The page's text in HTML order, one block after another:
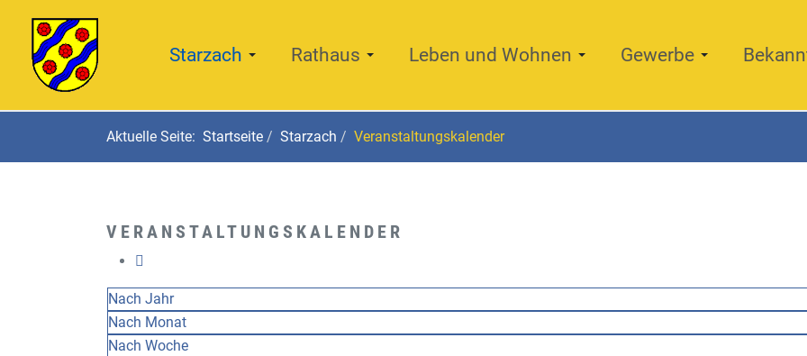
Starzach Rathaus Leben und Wohnen Gewerbe
Aktuelle Seite: Startseite Starzach Veranstaltungskalender
VERANSTALTUNGSKALENDER
Nach Jahr
Nach Monat
Nach Woche